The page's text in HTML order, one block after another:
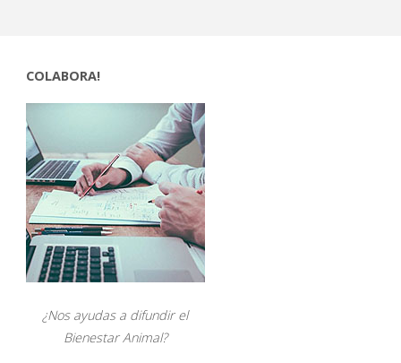
COLABORA!
¿Nos ayudas a difundir el
Bienestar Animal?